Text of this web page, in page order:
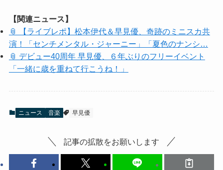
【関連ニュース】
📎 【ライブレポ】松本伊代＆早見優、奇跡のミニスカ共
演！「センチメンタル・ジャーニー」「夏色のナンシ…
📎 デビュー40周年 早見優、６年ぶりのフリーイベント
「一緒に歳を重ねて行こうね！」
ニュース 音楽 早見優
記事の拡散をお願いします